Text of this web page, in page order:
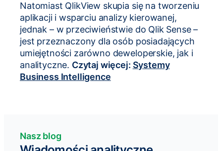
Natomiast QlikView skupia się na tworzeniu
aplikacji i wsparciu analizy kierowanej,
jednak – w przeciwieństwie do Qlik Sense –
jest przeznaczony dla osób posiadających
umiejętności zarówno deweloperskie, jak i
analityczne. Czytaj więcej: Systemy
Business Intelligence
Nasz blog